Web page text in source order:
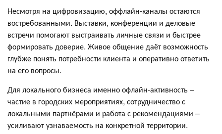
Несмотря на цифровизацию, оффлайн-каналы остаются
востребованными. Выставки, конференции и деловые
встречи помогают выстраивать личные связи и быстрее
формировать доверие. Живое общение даёт возможность
глубже понять потребности клиента и оперативно ответить
на его вопросы.
Для локального бизнеса именно офлайн-активность –
частие в городских мероприятиях, сотрудничество с
локальными партнёрами и работа с рекомендациями –
усиливают узнаваемость на конкретной территории.